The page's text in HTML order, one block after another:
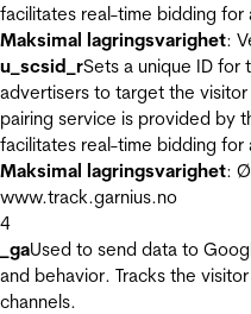
facilitates real-time bidding for
Maksimal lagringsvarighet:
u_scsid_rSets a unique ID for
advertisers to target the
pairing service is provided by
facilitates real-time bidding for
Maksimal lagringsvarighet:
www.track.garnius.no
4
_gaUsed to send data to
and behavior. Tracks the
channels.